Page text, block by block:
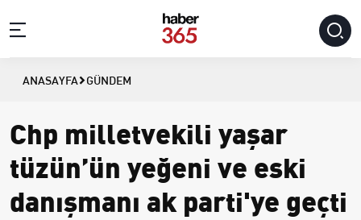
ANASAYFA GÜNDEM
Chp milletvekili yașar
tüzün’ün yeğeni ve eski
danışmanı ak parti'ye geçti